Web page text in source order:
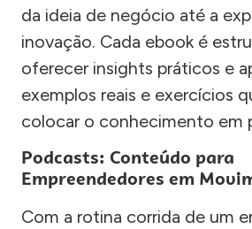
da ideia de negócio até a
inovação. Cada ebook é
oferecer insights práticos e
exemplos reais e exercícios
colocar o conhecimento em
Podcasts: Conteúdo para
Empreendedores em
Com a rotina corrida de um